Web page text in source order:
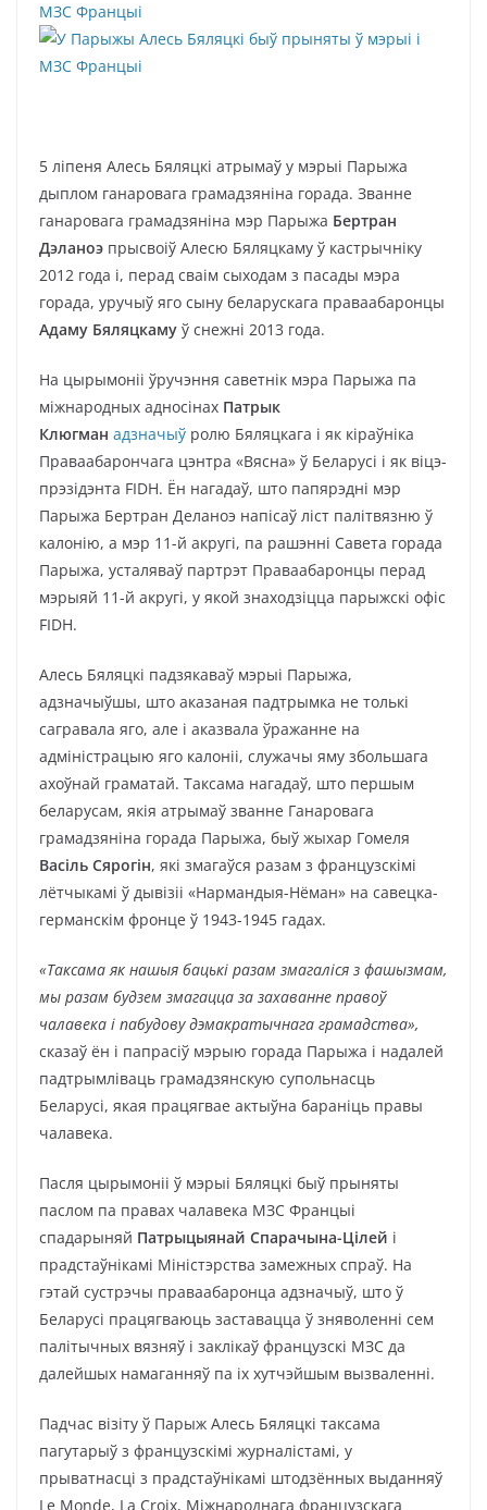
5 ліпеня Алесь Бяляцкі атрымаў у мэрыі Парыжа
дыплом ганаровага грамадзяніна горада. Званне
ганаровага грамадзяніна мэр Парыжа Бертран
Дэланоэ прысвоіў Алесю Бяляцкаму ў кастрычніку
2012 года і, перад сваім сыходам з пасады мэра
горада, уручыў яго сыну беларускага праваабаронцы
Адаму Бяляцкаму ў снежні 2013 года.
На цырымоніі ўручэння саветнік мэра Парыжа па
міжнародных адносінах Патрык
Клюгман адзначыў ролю Бяляцкага і як кіраўніка
Праваабарончага цэнтра «Вясна» ў Беларусі і як віцэ-
прэзідэнта FIDH. Ён нагадаў, што папярэдні мэр
Парыжа Бертран Деланоэ напісаў ліст палітвязню ў
калонію, а мэр 11-й акругі, па рашэнні Савета горада
Парыжа, усталяваў партрэт Праваабаронцы перад
мэрыяй 11-й акругі, у якой знаходзіцца парыжскі офіс
FIDH.
Алесь Бяляцкі падзякаваў мэрыі Парыжа,
адзначыўшы, што аказаная падтрымка не толькі
сагравала яго, але і аказвала ўражанне на
адміністрацыю яго калоніі, служачы яму збольшага
ахоўнай граматай. Таксама нагадаў, што першым
беларусам, якія атрымаў званне Ганаровага
грамадзяніна горада Парыжа, быў жыхар Гомеля
Васіль Сярогін, які змагаўся разам з французскімі
лётчыкамі ў дывізіі «Нармандыя-Нёман» на савецка-
германскім фронце ў 1943-1945 гадах.
«Таксама як нашыя бацькі разам змагаліся з фашызмам,
мы разам будзем змагацца за захаванне правоў
чалавека і пабудову дэмакратычнага грамадства»,
сказаў ён і папрасіў мэрыю горада Парыжа і надалей
падтрымліваць грамадзянскую супольнасць
Беларусі, якая працягвае актыўна бараніць правы
чалавека.
Пасля цырымоніі ў мэрыі Бяляцкі быў прыняты
паслом па правах чалавека МЗС Францыі
спадарыняй Патрыцыянай Спарачына-Цілей і
прадстаўнікамі Міністэрства замежных спраў. На
гэтай сустрэчы праваабаронца адзначыў, што ў
Беларусі працягваюць заставацца ў зняволенні сем
палітычных вязняў і заклікаў французскі МЗС да
далейшых намаганняў па іх хутчэйшым вызваленні.
Падчас візіту ў Парыж Алесь Бяляцкі таксама
пагутарыў з французскімі журналістамі, у
прыватнасці з прадстаўнікамі штодзённых выданняў
Le Monde, La Croix, Міжнароднага французскага